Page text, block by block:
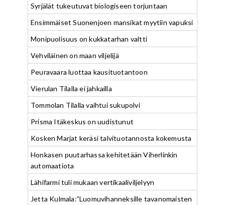
Syrjälät tukeutuvat biologiseen torjuntaan
Ensimmäiset Suonenjoen mansikat myytiin vapuksi
Monipuolisuus on kukkatarhan valtti
Vehviläinen on maan viljelijä
Peuravaara luottaa kausituotantoon
Vierulan Tilalla ei jahkailla
Tommolan Tilalla vaihtui sukupolvi
Prisma Itäkeskus on uudistunut
Kosken Marjat keräsi talvituotannosta kokemusta
Honkasen puutarhassa kehitetään Viherlinkin
automaatiota
Lähifarmi tuli mukaan vertikaaliviljelyyn
Jetta Kulmala:”Luomuvihanneksille tavanomaisten